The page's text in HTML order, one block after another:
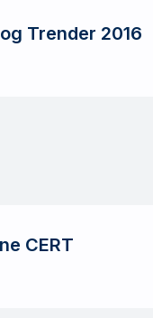
Trender 2016
CERT